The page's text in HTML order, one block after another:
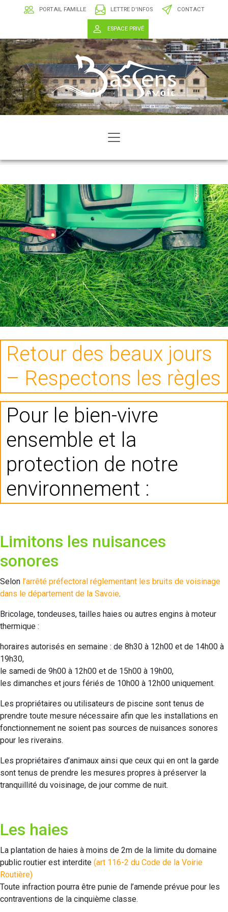
PORTAIL FAMILLE LETTRE D'INFOS CONTACT
ESPACE PRIVÉ
Retour des beaux jours
– Respectons les règles
Pour le bien-vivre
ensemble et la
protection de notre
environnement :
Limitons les nuisances
sonores
Selon l’arrêté préfectoral réglementant les bruits de voisinage
dans le département de la Savoie.
Bricolage, tondeuses, tailles haies ou autres engins à moteur
thermique :
horaires autorisés en semaine : de 8h30 à 12h00 et de 14h00 à
19h30,
le samedi de 9h00 à 12h00 et de 15h00 à 19h00,
les dimanches et jours fériés de 10h00 à 12h00 uniquement.
Les propriétaires ou utilisateurs de piscine sont tenus de
prendre toute mesure nécessaire afin que les installations en
fonctionnement ne soient pas sources de nuisances sonores
pour les riverains.
Les propriétaires d’animaux ainsi que ceux qui en ont la garde
sont tenus de prendre les mesures propres à préserver la
tranquillité du voisinage, de jour comme de nuit.
Les haies
La plantation de haies à moins de 2m de la limite du domaine
public routier est interdite (art 116-2 du Code de la Voirie
Routière)
Toute infraction pourra être punie de l’amende prévue pour les
contraventions de la cinquième classe.